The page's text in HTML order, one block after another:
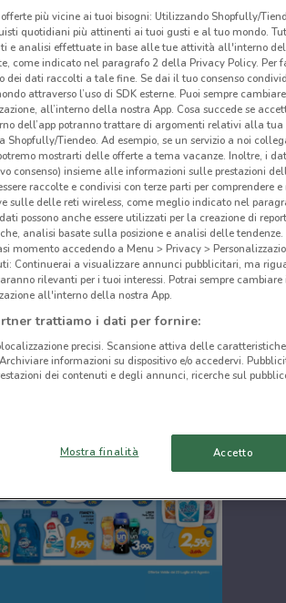
più vicine ai tuoi bisogni: Utilizzando Shopfully/
quotidiani più attinenti ai tuoi gusti e al tuo mondo.
e analisi effettuate in base alle tue attività all'interno
come indicato nel paragrafo 2 della Privacy Policy. Per
dei dati raccolti a tale fine. Se dai il tuo consenso
attraverso l’uso di SDK esterne. Puoi sempre
all’interno della nostra App. Cosa succede se
dell’app potranno trattare di argomenti relativi alla tua
Shopfully/Tiendeo. Ad esempio, se un servizio a noi
mostrarti delle offerte a tema vacanze. Inoltre, i
consenso) insieme alle informazioni sulle prestazioni
raccolte e condivisi con terze parti per
sulle delle reti wireless, come meglio indicato nel
possono anche essere utilizzati per la creazione di
analisi basate sulla posizione e analisi delle
momento accedendo a Menu > Privacy >
Continuerai a visualizzare annunci pubblicitari, ma
rilevanti per i tuoi interessi. Potrai sempre
all'interno della nostra App.
trattiamo i dati per fornire:
precisi. Scansione attiva delle
informazioni su dispositivo e/o accedervi.
dei contenuti e degli annunci, ricerche sul
Mostra finalità Accetto